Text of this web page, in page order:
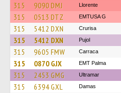
315 9090 DMJ Llorente
315 0513 DTZ EMTUSA G
315 5412 DXN Crurisa
315 5412 DXN Pujol
315 9605 FMW Carraca
315 0870 GJX EMT Palma
315 2453 GMG Ultramar
315 6394 GXL Damas